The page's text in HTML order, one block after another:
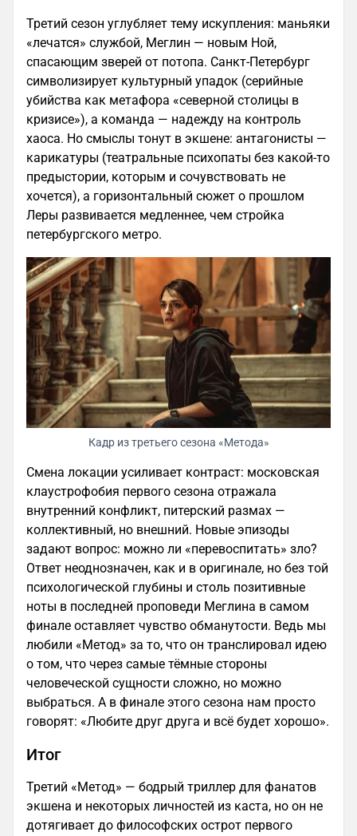
Третий сезон углубляет тему искупления: маньяки
«лечатся» службой, Меглин — новым Ной,
спасающим зверей от потопа. Санкт-Петербург
символизирует культурный упадок (серийные
убийства как метафора «северной столицы в
кризисе»), а команда — надежду на контроль
хаоса. Но смыслы тонут в экшене: антагонисты —
карикатуры (театральные психопаты без какой-то
предыстории, которым и сочувствовать не
хочется), а горизонтальный сюжет о прошлом
Леры развивается медленнее, чем стройка
петербургского метро.
Кадр из третьего сезона «Метода»
Смена локации усиливает контраст: московская
клаустрофобия первого сезона отражала
внутренний конфликт, питерский размах —
коллективный, но внешний. Новые эпизоды
задают вопрос: можно ли «перевоспитать» зло?
Ответ неоднозначен, как и в оригинале, но без той
психологической глубины и столь позитивные
ноты в последней проповеди Меглина в самом
финале оставляет чувство обманутости. Ведь мы
любили «Метод» за то, что он транслировал идею
о том, что через самые тёмные стороны
человеческой сущности сложно, но можно
выбраться. А в финале этого сезона нам просто
говорят: «Любите друг друга и всё будет хорошо».
Итог
Третий «Метод» — бодрый триллер для фанатов
экшена и некоторых личностей из каста, но он не
дотягивает до философских острот первого